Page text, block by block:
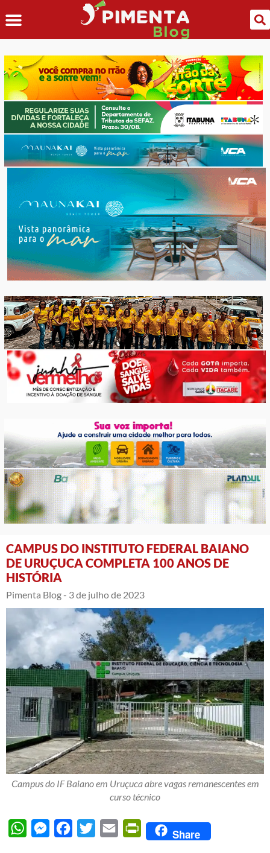
CAMPUS DO INSTITUTO FEDERAL BAIANO
DE URUÇUCA COMPLETA 100 ANOS DE
HISTÓRIA
Pimenta Blog - 3 de julho de 2023
Campus do IF Baiano em Uruçuca abre vagas remanescentes em
curso técnico
WhatsAppMessengerFacebook
Twitter Email PrintFriendly
Share